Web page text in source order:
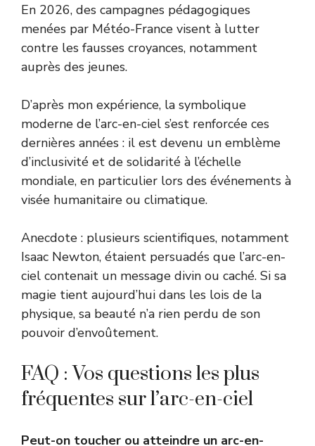
En 2026, des campagnes pédagogiques
menées par Météo-France visent à lutter
contre les fausses croyances, notamment
auprès des jeunes.
D’après mon expérience, la symbolique
moderne de l’arc-en-ciel s’est renforcée ces
dernières années : il est devenu un emblème
d’inclusivité et de solidarité à l’échelle
mondiale, en particulier lors des événements à
visée humanitaire ou climatique.
Anecdote : plusieurs scientifiques, notamment
Isaac Newton, étaient persuadés que l’arc-en-
ciel contenait un message divin ou caché. Si sa
magie tient aujourd’hui dans les lois de la
physique, sa beauté n’a rien perdu de son
pouvoir d’envoûtement.
FAQ : Vos questions les plus
fréquentes sur l’arc-en-ciel
Peut-on toucher ou atteindre un arc-en-